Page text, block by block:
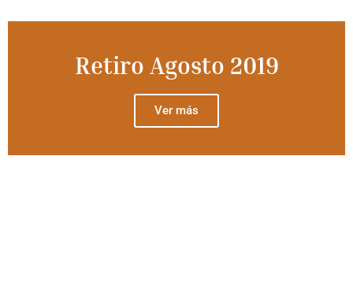
Retiro Agosto 2019
Ver más